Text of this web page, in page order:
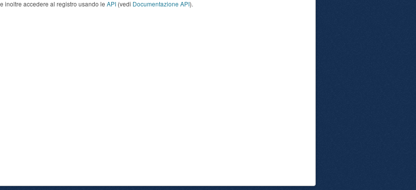
inoltre accedere al registro usando le API (vedi Documentazione API).